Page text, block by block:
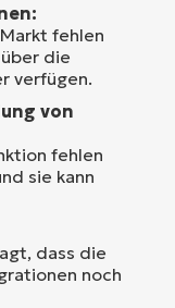
fehlen
die
verfügen.
von
fehlen
sie kann
dass die
noch